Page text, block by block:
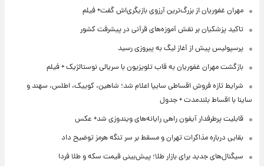
مهران غفوریان از بزرگ‌ترین آرزوی بازیگری‌اش گفت+ فیلم
تاکید پزشکیان بر نقش آموزه‌های قرآنی در پیشرفت کشور
پرسپولیس پیش از آغاز لیگ به پیروزی رسید
بازگشت مهران غفوریان به قاب تلویزیون با سریالی نوستالژیک + فیلم
شرایط تازه فروش اقساطی سایپا اعلام شد؛ شاهین، کوییک، اطلس، سهند و
ساینا با اقساط بلندمدت + جدول
قابلیت پرطرفدار آیفون راهی رایانه‌های ویندوزی شد+ عکس
بقایی درباره مذاکرات تهران و مسقط بر سر تنگه هرمز توضیح داد
سیگنال‌های جدید برای بازار طلا؛ پیش‌بینی قیمت سکه و طلا فردا